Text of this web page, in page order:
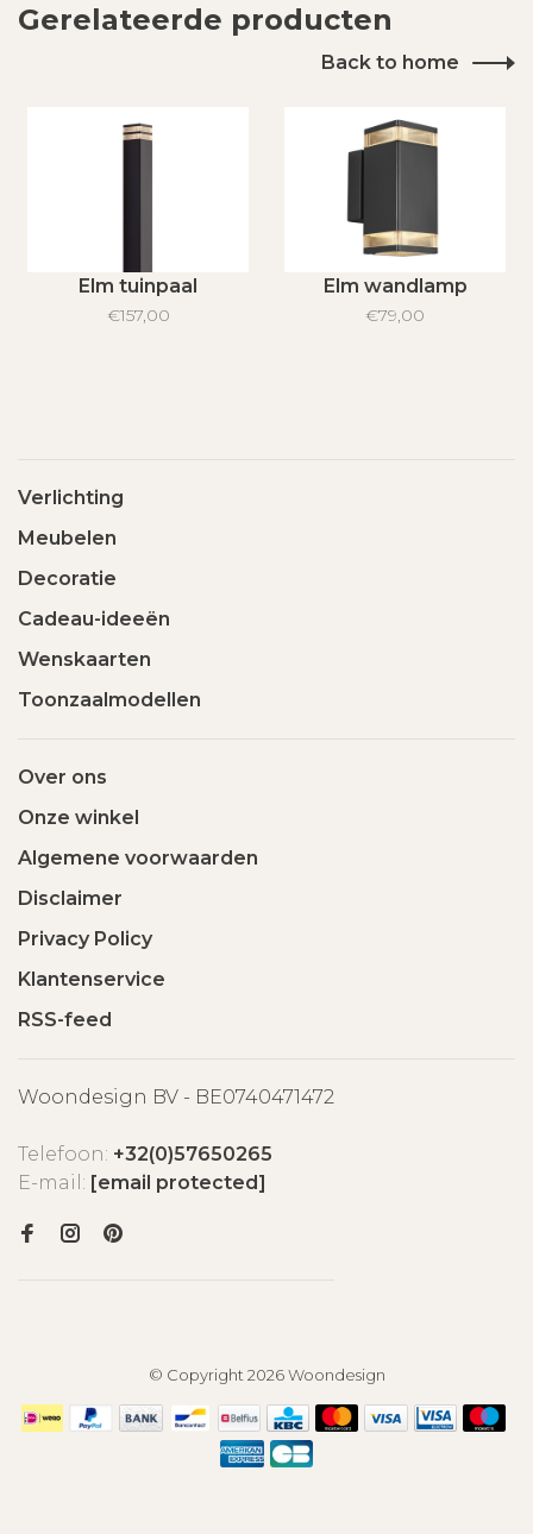
Gerelateerde producten
Back to home
Elm tuinpaal
€157,00
Elm wandlamp
€79,00
Verlichting
Meubelen
Decoratie
Cadeau-ideeën
Wenskaarten
Toonzaalmodellen
Over ons
Onze winkel
Algemene voorwaarden
Disclaimer
Privacy Policy
Klantenservice
RSS-feed
Woondesign BV - BE0740471472
Telefoon: +32(0)57650265
E-mail: [email protected]
© Copyright 2026 Woondesign